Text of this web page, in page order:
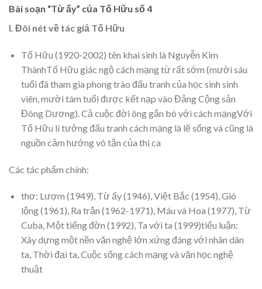
Bài soạn “Từ ấy” của Tố Hữu số 4
I. Đôi nét về tác giả Tố Hữu
Tố Hữu (1920-2002) tên khai sinh là Nguyễn Kim
ThànhTố Hữu giác ngộ cách mạng từ rất sớm (mười sáu
tuổi đã tham gia phong trào đấu tranh của học sinh sinh
viên, mười tám tuổi được kết nạp vào Đảng Cộng sản
Đông Dương). Cả cuộc đời ông gắn bó với cách mạngVới
Tố Hữu lí tưởng đấu tranh cách mạng là lẽ sống và cũng là
nguồn cảm hướng vô tận của thi ca
Các tác phẩm chính:
thơ: Lượm (1949), Từ ấy (1946), Việt Bắc (1954), Gió
lộng (1961), Ra trận (1962-1971), Máu và Hoa (1977), Từ
Cuba, Một tiếng đờn (1992), Ta với ta (1999)tiểu luận:
Xây dựng một nền văn nghệ lớn xứng đáng với nhân dân
ta, Thời đại ta, Cuộc sống cách mạng và văn học nghệ
thuật